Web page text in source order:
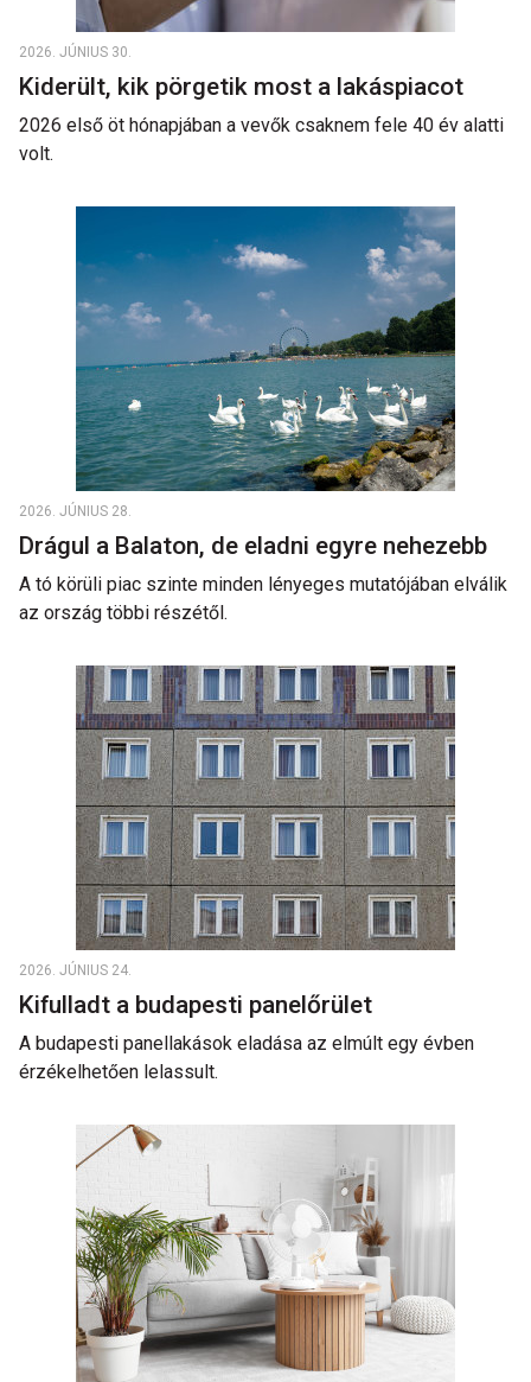
2026. JÚNIUS 30.
Kiderült, kik pörgetik most a lakáspiacot
2026 első öt hónapjában a vevők csaknem fele 40 év alatti
volt.
2026. JÚNIUS 28.
Drágul a Balaton, de eladni egyre nehezebb
A tó körüli piac szinte minden lényeges mutatójában elválik
az ország többi részétől.
2026. JÚNIUS 24.
Kifulladt a budapesti panelőrület
A budapesti panellakások eladása az elmúlt egy évben
érzékelhetően lelassult.